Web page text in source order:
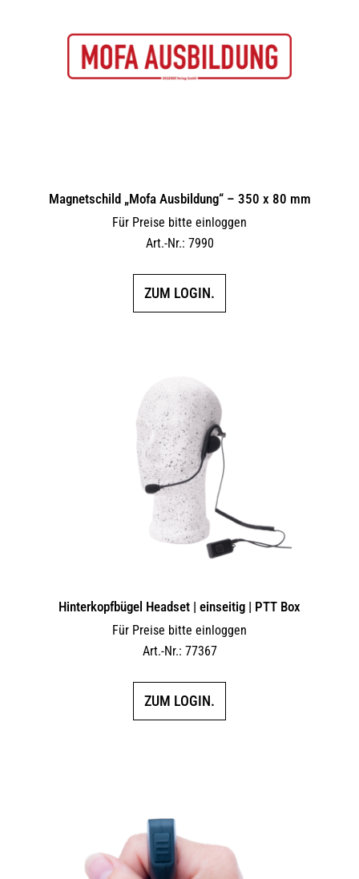
Magnetschild „Mofa Ausbildung“ – 350 x 80 mm
Für Preise bitte einloggen
Art.-Nr.: 7990
ZUM LOGIN.
Hinterkopfbügel Headset | einseitig | PTT Box
Für Preise bitte einloggen
Art.-Nr.: 77367
ZUM LOGIN.